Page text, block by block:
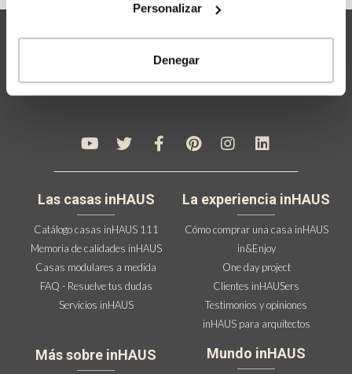
Personalizar
Denegar
Las casas inHAUS
Catálogo casas inHAUS 111
Memoria de calidades inHAUS
Casas modulares a medida
FAQ - Resuelve tus dudas
Servicios inHAUS
Más sobre inHAUS
La experiencia inHAUS
Cómo comprar una casa inHAUS
in&Enjoy
One day project
Clientes inHAUSers
Testimonios y opiniones
inHAUS para arquitectos
Mundo inHAUS